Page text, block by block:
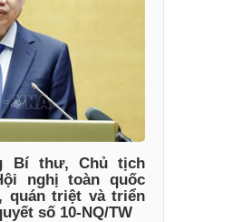
Bí thư, Chủ tịch
nghị toàn quốc
quán triệt và triển
số 10-NQ/TW